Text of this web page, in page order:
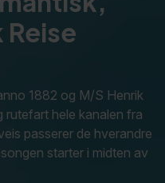
1882 og M/S Henrik
rutefart hele kanalen fra
passerer de hverandre
starter i midten av